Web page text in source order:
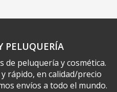
PELUQUERÍA
de peluquería y cosmética.
rápido, en calidad/precio
envíos a todo el mundo.